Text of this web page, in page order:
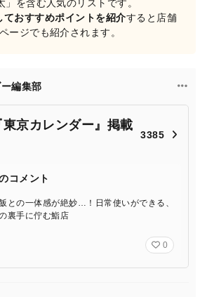
」を含む人気のリストです。
ておすすめポイントを紹介すると店舗
ージでも紹介されます。
編集部
東京カレンダー』掲載
3385
コメント
との一体感が絶妙…！日常使いができる、
裏手に佇む鮨店
0